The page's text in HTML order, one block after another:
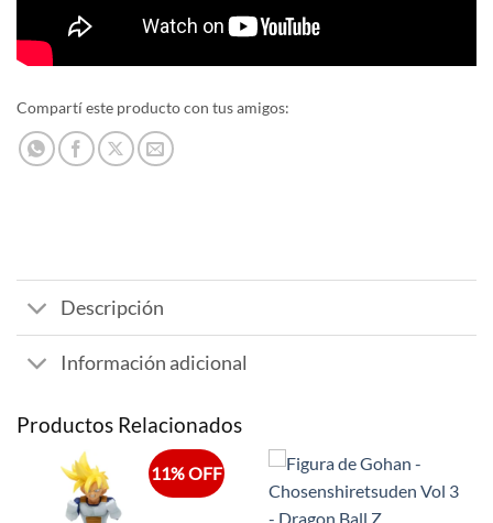
Compartí este producto con tus amigos:
Descripción
Información adicional
Productos Relacionados
11% OFF